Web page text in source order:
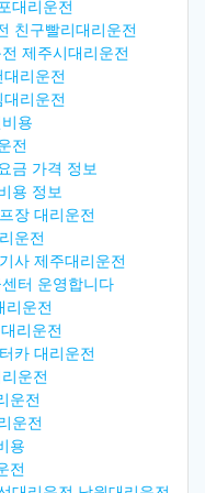
대리운전
친구빨리대리운전
제주시대리운전
리운전
리운전
용
전
금 가격 정보
용 정보
장 대리운전
운전
사 제주대리운전
터 운영합니다
리운전
리운전
카 대리운전
운전
운전
운전
용
전